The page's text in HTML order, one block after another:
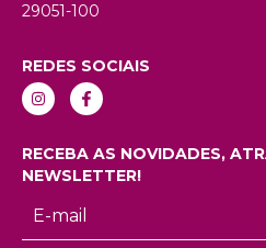
29051-100
REDES SOCIAIS
RECEBA AS NOVIDADES,
NEWSLETTER!